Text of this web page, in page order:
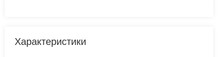
Характеристики